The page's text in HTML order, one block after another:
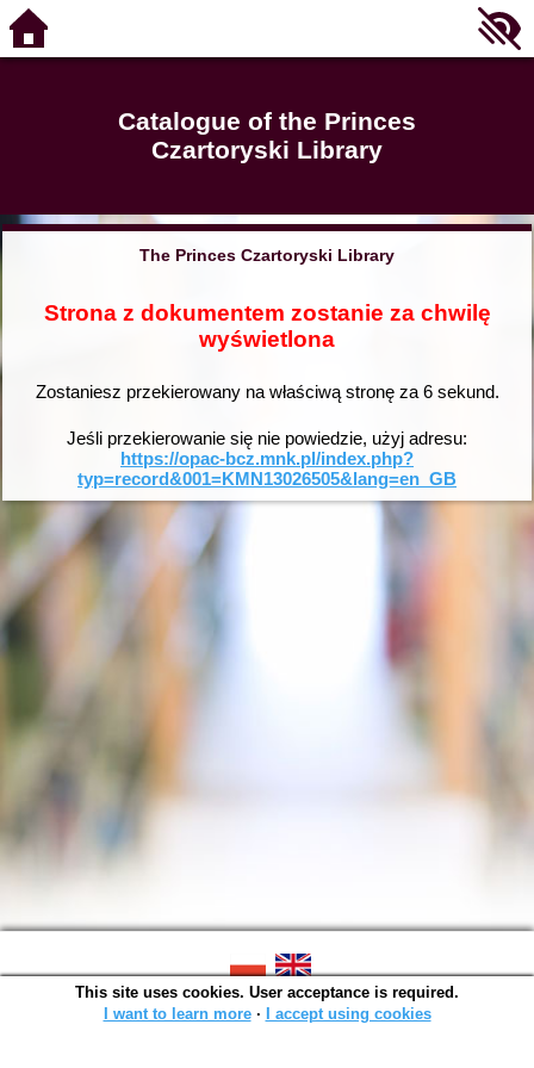
Catalogue of the Princes
Czartoryski Library
The Princes Czartoryski Library
Strona z dokumentem zostanie za chwilę
wyświetlona
Zostaniesz przekierowany na właściwą stronę za 6sekund.
Jeśli przekierowanie się nie powiedzie, użyj adresu:
https://opac-bcz.mnk.pl/index.php?
typ=record&001=KMN13026505&lang=en_GB
SOWA OPAC v. 6.11.10 (2026-07-24)
Generated in 0,0014 s.
This site uses cookies. User acceptance is required.
I want to learn more∙ I accept using cookies